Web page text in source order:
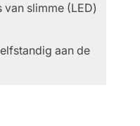
van slimme (LED)
aan de